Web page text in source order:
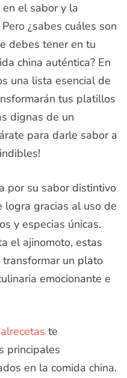
el sabor y la
¿sabes cuáles son
debes tener en tu
china auténtica? En
una lista esencial de
tus platillos
dignas de un
para darle sabor a
por su sabor distintivo
logra gracias al uso de
y especias únicas.
el ajinomoto, estas
un plato
emocionante e
te
principales
en la comida china.